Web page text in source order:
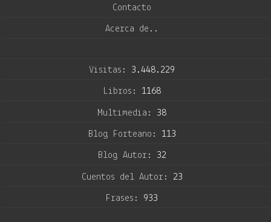
Contacto
Acerca de..
Visitas: 3.448.229
Libros: 1168
Multimedia: 38
Blog Forteano: 113
Blog Autor: 32
Cuentos del Autor: 23
Frases: 933